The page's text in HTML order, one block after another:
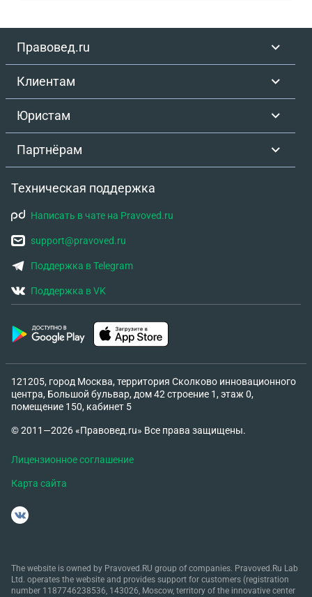
Правовед.ru
Клиентам
Юристам
Партнёрам
Техническая поддержка
Написать в чате на Pravoved.ru
support@pravoved.ru
Поддержка в Telegram
Поддержка в VK
121205, город Москва, территория Сколково инновационного
центра, Большой бульвар, дом 42 строение 1, этаж 0,
помещение 150, кабинет 5
© 2011—2026 «Правовед.ru» Все права защищены.
Лицензионное соглашение
Карта сайта
The website is owned by Pravoved.RU group of companies. Pravoved.Ru Lab
Ltd. operates the website and provides support for customers (registration
number 1187746238536, 143026, Moscow, territory of the innovative center